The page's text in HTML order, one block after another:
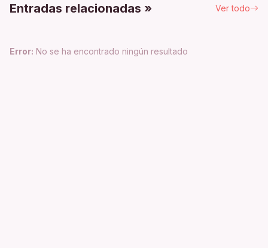
Entradas relacionadas » Ver todo
Error: No se ha encontrado ningún resultado